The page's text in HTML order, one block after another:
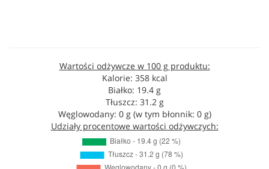
Wartości odżywcze w 100 g produktu:
Kalorie: 358 kcal
Białko: 19.4 g
Tłuszcz: 31.2 g
Węglowodany: 0 g (w tym błonnik: 0 g)
Udziały procentowe wartości odżywczych: